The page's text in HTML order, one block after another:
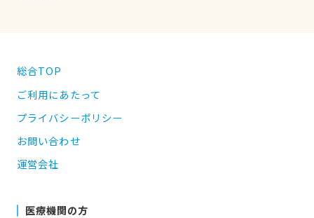
総合TOP
ご利用にあたって
プライバシーポリシー
お問い合わせ
運営会社
医療機関の方